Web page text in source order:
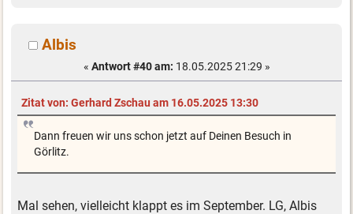
Albis
« Antwort #40 am: 18.05.2025 21:29 »
Zitat von: Gerhard Zschau am 16.05.2025 13:30
Dann freuen wir uns schon jetzt auf Deinen Besuch in
Görlitz.
Mal sehen, vielleicht klappt es im September. LG, Albis